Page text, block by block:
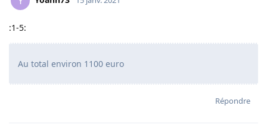
:1-5:
Au total environ 1100 euro
Répondre